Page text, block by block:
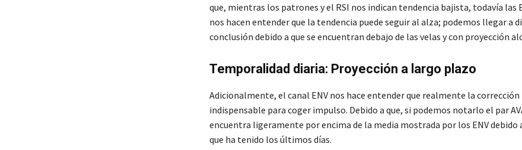
que, mientras los patrones y el RSI nos indican tendencia bajista, todavía las
nos hacen entender que la tendencia puede seguir al alza; podemos llegar a
conclusión debido a que se encuentran debajo de las velas y con proyección
Temporalidad diaria: Proyección a largo plazo
Adicionalmente, el canal ENV nos hace entender que realmente la corrección
indispensable para coger impulso. Debido a que, si podemos notarlo el par
encuentra ligeramente por encima de la media mostrada por los ENV debido
que ha tenido los últimos días.